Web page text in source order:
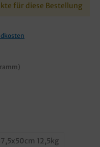
für diese Bestellung
12,5kg